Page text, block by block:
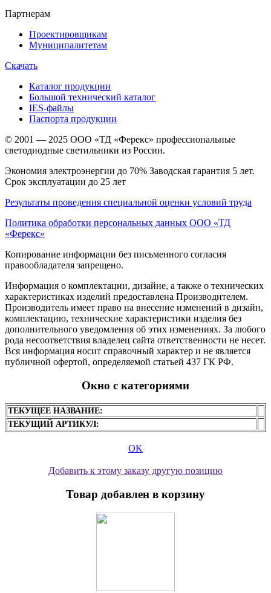
Партнерам
Проектировщикам
Муниципалитетам
Скачать
Каталог продукции
Большой технический каталог
IES-файлы
Паспорта продукции
© 2001 — 2025 ООО «ТД «Ферекс» профессиональные
светодиодные светильники из России.
Экономия электроэнергии до 70% Заводская гарантия 5 лет.
Срок эксплуатации до 25 лет
Результаты проведения специальной оценки условий труда
Политика обработки персональных данных ООО «ТД
«Ферекс»
Копирование информации без письменного согласия
правообладателя запрещено.
Информация о комплектации, дизайне, а также о технических
характеристиках изделий предоставлена Производителем.
Производитель имеет право на внесение изменений в дизайн,
комплектацию, технические характеристики изделия без
дополнительного уведомления об этих изменениях. За любого
рода несоответствия владелец сайта ответственности не несет.
Вся информация носит справочный характер и не является
публичной офертой, определяемой статьей 437 ГК РФ.
Окно с категориями
ТЕКУЩЕЕ НАЗВАНИЕ:
ТЕКУЩИЙ АРТИКУЛ:
OK
Добавить к этому заказу другую позицию
Товар добавлен в корзину